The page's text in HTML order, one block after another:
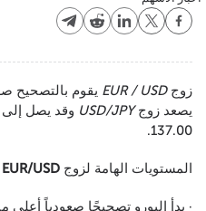
زوجEUR / USD
يصعد زوجUSD/JPY وقد يصل
137.00.
المستويات الهامة لزوج EUR/USD
· بدأ اليورو تصحيحًا صعودياً أعلى